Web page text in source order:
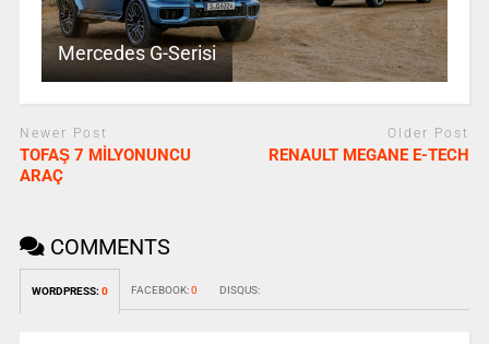
Mercedes G-Serisi
Newer Post
TOFAŞ 7 MİLYONUNCU
ARAÇ
Older Post
RENAULT MEGANE E-TECH
COMMENTS
WORDPRESS: 0 FACEBOOK:0 DISQUS: